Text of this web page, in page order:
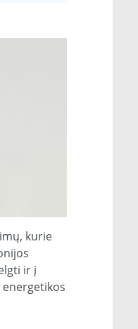
kurie
ir į